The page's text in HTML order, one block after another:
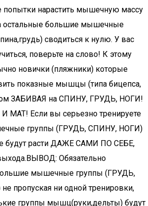
попытки нарастить мышечную массу
остальные большие мышечные
сводиться к нулю. У вас
поверьте на слово! К этому
новички (пляжники) которые
показные мышцы (типа бицепса,
ЗАБИВАЯ на СПИНУ, ГРУДЬ, НОГИ!
Если вы серьезно тренируете
группы (ГРУДЬ, СПИНУ, НОГИ)
будут расти ДАЖЕ САМИ ПО СЕБЕ,
Обязательно
мышечные группы (ГРУДЬ,
пропуская ни одной тренировки,
группы мышц(руки,дельты) будут